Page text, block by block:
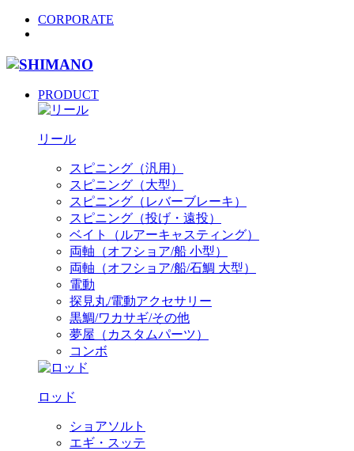
CORPORATE
PRODUCT
リール
スピニング（汎用）
スピニング（大型）
スピニング（レバーブレーキ）
スピニング（投げ・遠投）
ベイト（ルアーキャスティング）
両軸（オフショア/船 小型）
両軸（オフショア/船/石鯛 大型）
電動
探見丸/電動アクセサリー
黒鯛/ワカサギ/その他
夢屋（カスタムパーツ）
コンボ
ロッド
ショアソルト
エギ・スッテ